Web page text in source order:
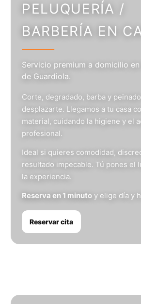
PELUQUERÍA /
BARBERÍA EN
Servicio premium a domicilio
de Guardiola.
Corte, degradado, barba y
desplazarte. Llegamos a tu casa
material, cuidando la higiene y el
profesional.
Ideal si quieres comodidad,
resultado impecable. Tú pones el
la experiencia.
Reserva en 1 minuto y elige día y
Reservar cita